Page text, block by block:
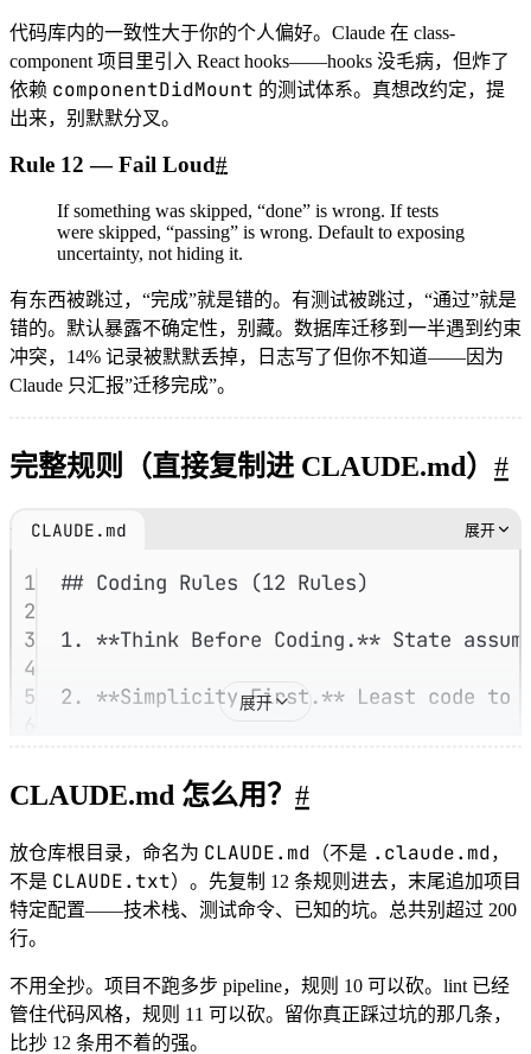
代码库内的一致性大于你的个人偏好。Claude 在 class-
component 项目里引入 React hooks——hooks 没毛病，但炸了
依赖 componentDidMount 的测试体系。真想改约定，提
出来，别默默分叉。
Rule 12 — Fail Loud#
If something was skipped, “done” is wrong. If tests
were skipped, “passing” is wrong. Default to exposing
uncertainty, not hiding it.
有东西被跳过，“完成”就是错的。有测试被跳过，“通过”就是
错的。默认暴露不确定性，别藏。数据库迁移到一半遇到约束
冲突，14% 记录被默默丢掉，日志写了但你不知道——因为
Claude 只汇报”迁移完成”。
完整规则（直接复制进 CLAUDE.md） #
CLAUDE.md 展开
1 ## Coding Rules (12 Rules)
2
3
1. **Think Before Coding.** State
4
5
2. **Simplicity First.** Least code to
8
9
4. **Goal-Driven Execution.
10
11
5. **Model for Judgment Only.** Use
12
13
6. Token Awareness.** Be aware of
14
15
7. **Surface Conflicts.** When two
16
17
8. **Read Before Write.
展开
CLAUDE.md 怎么用？ #
放仓库根目录，命名为 CLAUDE.md （不是 .claude.md，
不是 CLAUDE.txt）。先复制 12 条规则进去，末尾追加项目
特定配置——技术栈、测试命令、已知的坑。总共别超过 200
行。
不用全抄。项目不跑多步 pipeline，规则 10 可以砍。lint 已经
管住代码风格，规则 11 可以砍。留你真正踩过坑的那几条，
比抄 12 条用不着的强。